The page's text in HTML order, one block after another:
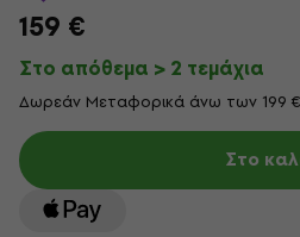
159 €
Στο απόθεμα > 2 τεμάχια
Δωρεάν Μεταφορικά άνω των 199 €
Στο